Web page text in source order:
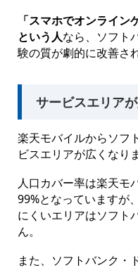
「スマホでオンライン
という人なら、ソフト
験の質が劇的に改善さ
サービスエリア
楽天モバイルからソフ
ビスエリアが広くなり
人口カバー率は楽天モ
99%となっていますが
にくいエリアはソフト
ん。
また、ソフトバンク・